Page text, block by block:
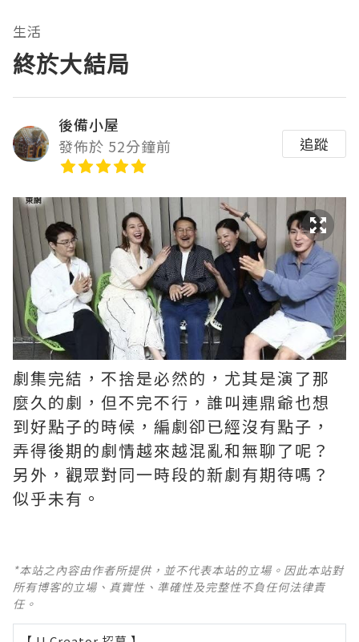
生活
終於大結局
後備小屋
發佈於 52分鐘前
追蹤
劇集完結，不捨是必然的，尤其是演了那
麼久的劇，但不完不行，誰叫連鼎爺也想
到好點子的時候，編劇卻已經沒有點子，
弄得後期的劇情越來越混亂和無聊了呢？ ​​​
另外，觀眾對同一時段的新劇有期待嗎？
似乎未有。
*本站之內容由作者所提供，並不代表本站的立場。因此本站對
所有博客的立場、真實性、準確性及完整性不負任何法律責
任。